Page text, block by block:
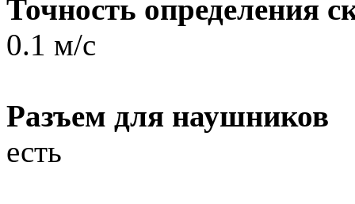
Точность определения
0.1 м/с
Разъем для наушников
есть